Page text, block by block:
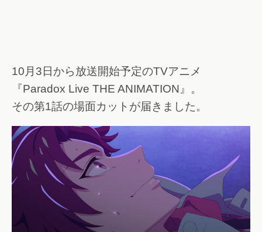
10月3日から放送開始予定のTVアニメ
『Paradox Live THE ANIMATION』。
その第1話の場面カットが届きました。